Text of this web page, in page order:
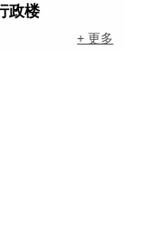
政楼
+ 更多